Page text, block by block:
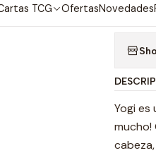
TCG OfertasNovedades
Yogi es
mucho!